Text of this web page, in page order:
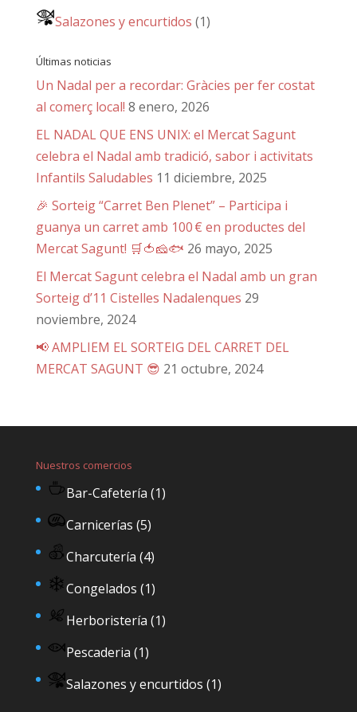
Salazones y encurtidos (1)
Últimas noticias
Un Nadal per a recordar: Gràcies per fer costat
al comerç local! 8 enero, 2026
EL NADAL QUE ENS UNIX: el Mercat Sagunt
celebra el Nadal amb tradició, sabor i activitats
Infantils Saludables 11 diciembre, 2025
🎉 Sorteig “Carret Ben Plenet” – Participa i
guanya un carret amb 100 € en productes del
Mercat Sagunt! 🛒🍅🧀🐟 26 mayo, 2025
El Mercat Sagunt celebra el Nadal amb un gran
Sorteig d’11 Cistelles Nadalenques 29
noviembre, 2024
📢 AMPLIEM EL SORTEIG DEL CARRET DEL
MERCAT SAGUNT 😎 21 octubre, 2024
Nuestros comercios
Bar-Cafetería (1)
Carnicerías (5)
Charcutería (4)
Congelados (1)
Herboristería (1)
Pescaderia (1)
Salazones y encurtidos (1)